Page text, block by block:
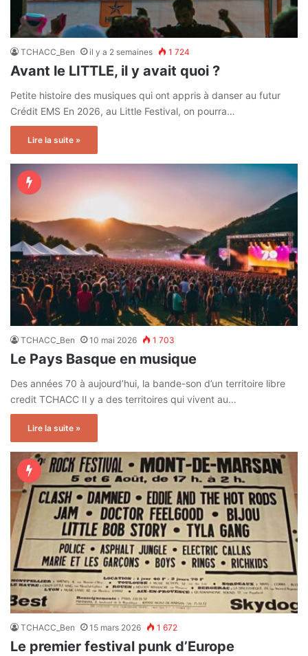
TCHACC_Ben il y a 2 semaines 1 724
Avant le LITTLE, il y avait quoi ?
Petite histoire des musiques qui ont appris à danser au futur
Crédit EMS En 2026, au Little Festival, on pourra…
Lire la suite »
TCHACC_Ben 10 mai 2026 1 703
Le Pays Basque en musique
Des années 70 à aujourd’hui, la bande-son d’un territoire libre
credit TCHACC Il y a des territoires qui vivent au…
Lire la suite »
TCHACC_Ben 15 mars 2026 1 672
Le premier festival punk d’Europe